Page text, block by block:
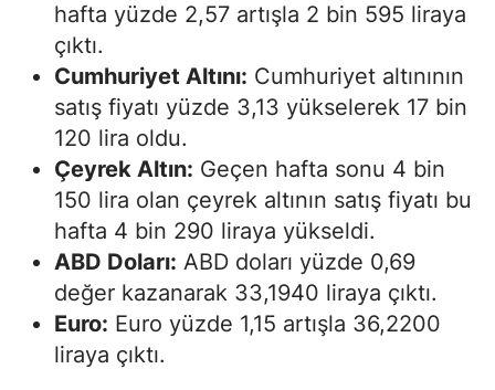
hafta yüzde 2,57 artışla 2 bin 595 liraya
çıktı.
Cumhuriyet Altını: Cumhuriyet altınının
satış fiyatı yüzde 3,13 yükselerek 17 bin
120 lira oldu.
Çeyrek Altın: Geçen hafta sonu 4 bin
150 lira olan çeyrek altının satış fiyatı bu
hafta 4 bin 290 liraya yükseldi.
ABD Doları: ABD doları yüzde 0,69
değer kazanarak 33,1940 liraya çıktı.
Euro: Euro yüzde 1,15 artışla 36,2200
liraya çıktı.